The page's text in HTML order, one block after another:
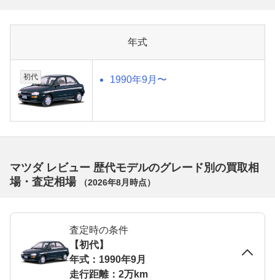
年式
初代 1990年9月〜
マツダ レビュー 歴代モデルのグレード別の買取相
場・査定相場
（2026年8月 時点）
査定時の条件
【初代】
年式：1990年9月
走行距離：2万km